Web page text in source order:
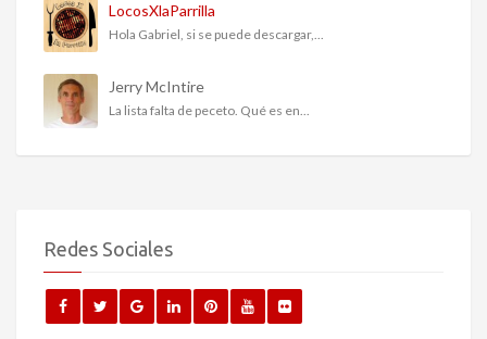
LocosXlaParrilla
Hola Gabriel, si se puede descargar,...
Jerry McIntire
La lista falta de peceto. Qué es en...
Redes Sociales